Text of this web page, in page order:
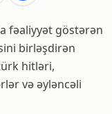
fəaliyyət göstərən
birləşdirən
hitləri,
və əyləncəli